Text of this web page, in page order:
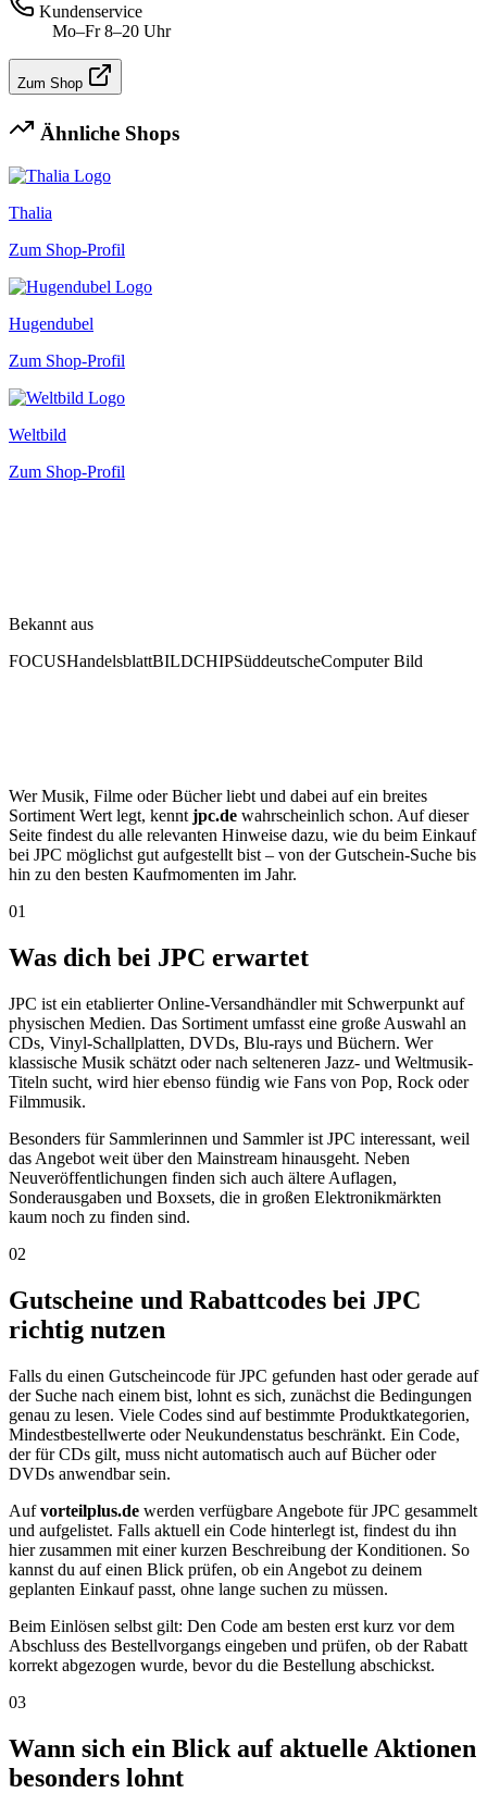
Kundenservice
Mo–Fr 8–20 Uhr
Zum Shop
Ähnliche Shops
Thalia
Zum Shop-Profil
Hugendubel
Zum Shop-Profil
Weltbild
Zum Shop-Profil
Bekannt aus
FOCUSHandelsblattBILDCHIPSüddeutscheComputer Bild
Wer Musik, Filme oder Bücher liebt und dabei auf ein breites
Sortiment Wert legt, kennt jpc.de wahrscheinlich schon. Auf dieser
Seite findest du alle relevanten Hinweise dazu, wie du beim Einkauf
bei JPC möglichst gut aufgestellt bist – von der Gutschein-Suche bis
hin zu den besten Kaufmomenten im Jahr.
01
Was dich bei JPC erwartet
JPC ist ein etablierter Online-Versandhändler mit Schwerpunkt auf
physischen Medien. Das Sortiment umfasst eine große Auswahl an
CDs, Vinyl-Schallplatten, DVDs, Blu-rays und Büchern. Wer
klassische Musik schätzt oder nach selteneren Jazz- und Weltmusik-
Titeln sucht, wird hier ebenso fündig wie Fans von Pop, Rock oder
Filmmusik.
Besonders für Sammlerinnen und Sammler ist JPC interessant, weil
das Angebot weit über den Mainstream hinausgeht. Neben
Neuveröffentlichungen finden sich auch ältere Auflagen,
Sonderausgaben und Boxsets, die in großen Elektronikmärkten
kaum noch zu finden sind.
02
Gutscheine und Rabattcodes bei JPC
richtig nutzen
Falls du einen Gutscheincode für JPC gefunden hast oder gerade auf
der Suche nach einem bist, lohnt es sich, zunächst die Bedingungen
genau zu lesen. Viele Codes sind auf bestimmte Produktkategorien,
Mindestbestellwerte oder Neukundenstatus beschränkt. Ein Code,
der für CDs gilt, muss nicht automatisch auch auf Bücher oder
DVDs anwendbar sein.
Aufvorteilplus.de werden verfügbare Angebote für JPC gesammelt
und aufgelistet. Falls aktuell ein Code hinterlegt ist, findest du ihn
hier zusammen mit einer kurzen Beschreibung der Konditionen. So
kannst du auf einen Blick prüfen, ob ein Angebot zu deinem
geplanten Einkauf passt, ohne lange suchen zu müssen.
Beim Einlösen selbst gilt: Den Code am besten erst kurz vor dem
Abschluss des Bestellvorgangs eingeben und prüfen, ob der Rabatt
korrekt abgezogen wurde, bevor du die Bestellung abschickst.
03
Wann sich ein Blick auf aktuelle Aktionen
besonders lohnt